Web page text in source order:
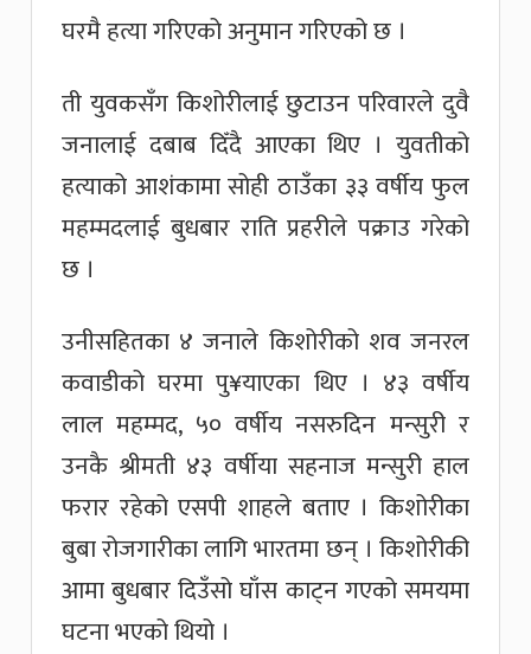
घरमै हत्या गरिएको अनुमान गरिएको छ ।
ती युवकसँग किशोरीलाई छुटाउन परिवारले दुवै
जनालाई दबाब दिँदै आएका थिए । युवतीको
हत्याको आशंकामा सोही ठाउँका ३३ वर्षीय फुल
महम्मदलाई बुधबार राति प्रहरीले पक्राउ गरेको
छ ।
उनीसहितका ४ जनाले किशोरीको शव जनरल
कवाडीको घरमा पु¥याएका थिए । ४३ वर्षीय
लाल महम्मद, ५० वर्षीय नसरुदिन मन्सुरी र
उनकै श्रीमती ४३ वर्षीया सहनाज मन्सुरी हाल
फरार रहेको एसपी शाहले बताए । किशोरीका
बुबा रोजगारीका लागि भारतमा छन् । किशोरीकी
आमा बुधबार दिउँसो घाँस काट्न गएको समयमा
घटना भएको थियो ।